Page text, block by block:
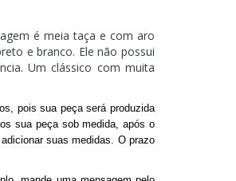
é meia taça e com aro
e branco. Ele não possui
Um clássico com muita
pois sua peça será produzida
sua peça sob medida, após o
suas medidas. O prazo